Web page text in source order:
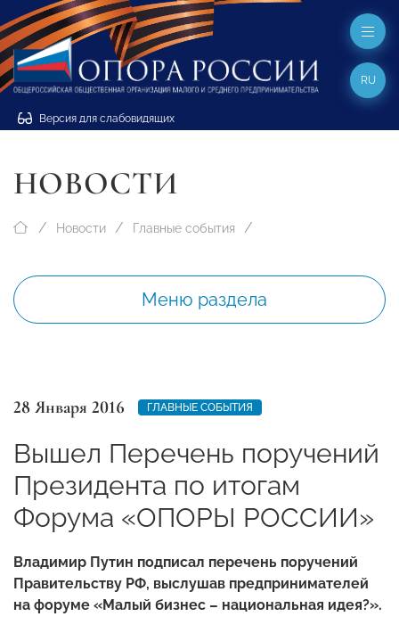
Версия для слабовидящих
RU
НОВОСТИ
Новости Главные события
Меню раздела
28 Января 2016 ГЛАВНЫЕ СОБЫТИЯ
Вышел Перечень поручений
Президента по итогам
Форума «ОПОРЫ РОССИИ»
Владимир Путин подписал перечень поручений
Правительству РФ, выслушав предпринимателей
на форуме «Малый бизнес – национальная идея?».